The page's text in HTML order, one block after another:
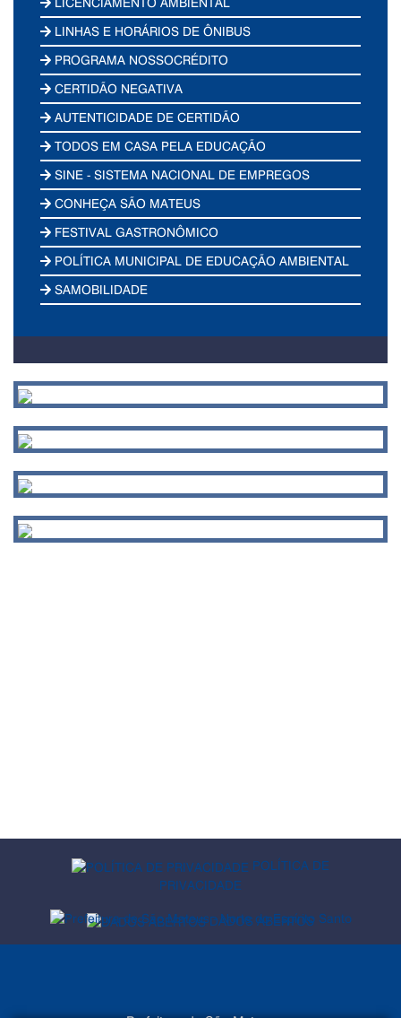
LINHAS E HORÁRIOS DE ÔNIBUS
PROGRAMA NOSSOCRÉDITO
CERTIDÃO NEGATIVA
AUTENTICIDADE DE CERTIDÃO
TODOS EM CASA PELA EDUCAÇÃO
SINE - SISTEMA NACIONAL DE EMPREGOS
CONHEÇA SÃO MATEUS
FESTIVAL GASTRONÔMICO
POLÍTICA MUNICIPAL DE EDUCAÇÃO AMBIENTAL
SAMOBILIDADE
POLÍTICA DE
PRIVACIDADE
DADOS ABERTOS